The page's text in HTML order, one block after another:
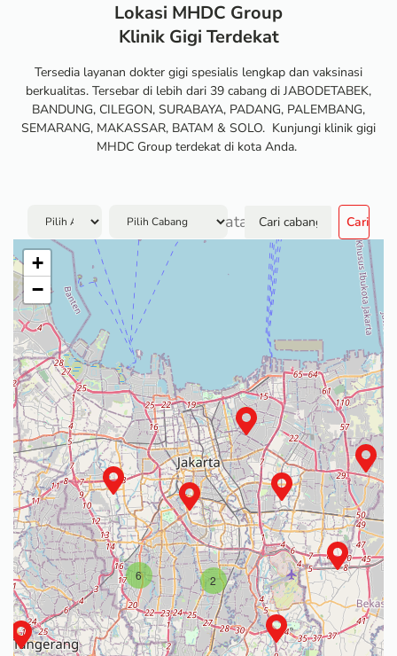
Lokasi MHDC Group
Klinik Gigi Terdekat
Tersedia layanan dokter gigi spesialis lengkap dan vaksinasi
berkualitas. Tersebar di lebih dari 39 cabang di JABODETABEK,
BANDUNG, CILEGON, SURABAYA, PADANG, PALEMBANG,
SEMARANG, MAKASSAR, BATAM & SOLO. Kunjungi klinik gigi
MHDC Group terdekat di kota Anda.
atau Cari
2
6
+
−